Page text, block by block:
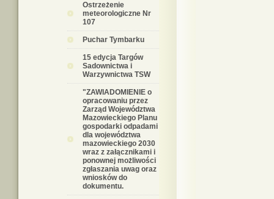
Ostrzeżenie
meteorologiczne Nr
107
Puchar Tymbarku
15 edycja Targów
Sadownictwa i
Warzywnictwa TSW
"ZAWIADOMIENIE o
opracowaniu przez
Zarząd Województwa
Mazowieckiego Planu
gospodarki odpadami
dla województwa
mazowieckiego 2030
wraz z załącznikami i
ponownej możliwości
zgłaszania uwag oraz
wniosków do
dokumentu.